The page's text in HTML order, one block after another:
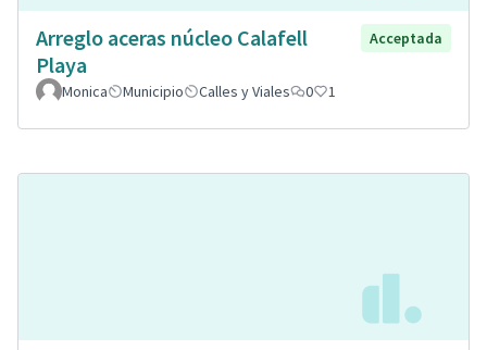
Arreglo aceras núcleo Calafell
Playa
Acceptada
Monica Municipio Calles y Viales 0 1